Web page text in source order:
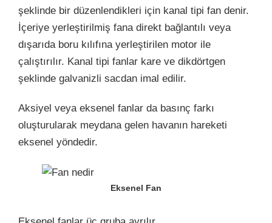
şeklinde bir düzenlendikleri için kanal tipi fan denir.
İçeriye yerleştirilmiş fana direkt bağlantılı veya
dışarıda boru kılıfına yerleştirilen motor ile
çalıştırılır. Kanal tipi fanlar kare ve dikdörtgen
şeklinde galvanizli sacdan imal edilir.
Aksiyel veya eksenel fanlar da basınç farkı
oluşturularak meydana gelen havanın hareketi
eksenel yöndedir.
Eksenel Fan